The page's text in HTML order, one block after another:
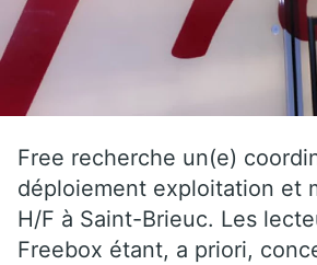
Free recherche un(e)
déploiement exploitation et
H/F à Saint-Brieuc. Les
Freebox étant, a priori,